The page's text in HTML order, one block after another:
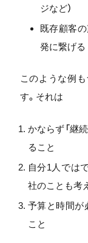
ジなど）
既存顧客
発に繋げる
このような例
す。それは
かならず「継
ること
自分1人では
社のことも考
予算と時間が
こと